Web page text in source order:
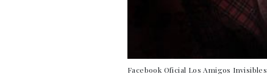
Facebook Oficial Los Amigos Invisibles